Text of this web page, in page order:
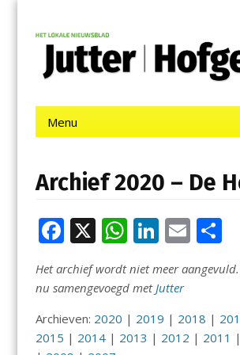
contentJutter | Hofgeest
Menu
Archief 2020 – De
F
ac
e
o
X W
at
s
A
Li
k
e
dI
E
ai
l
D
el
e
n
Het archief wordt niet meer
nu samengevoegd met Jutter
Archieven: 2020 | 2019 | 2018 |
2015 | 2014| 2013 | 2012 | 2011 |